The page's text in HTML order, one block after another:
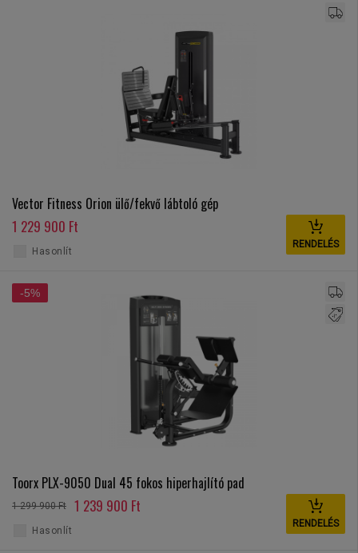
Vector Fitness Orion ülő/fekvő lábtoló gép
1 229 900 Ft
RENDELÉS
Hasonlít
-5%
Toorx PLX-9050 Dual 45 fokos hiperhajlító pad
1 299 900 Ft 1 239 900 Ft
RENDELÉS
Hasonlít